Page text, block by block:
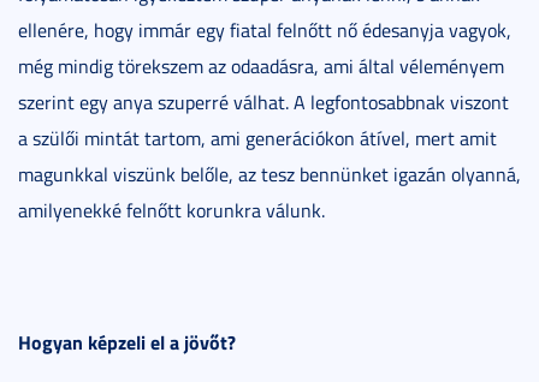
ellenére, hogy immár egy fiatal felnőtt nő édesanyja vagyok,
még mindig törekszem az odaadásra, ami által véleményem
szerint egy anya szuperré válhat. A legfontosabbnak viszont
a szülői mintát tartom, ami generációkon átível, mert amit
magunkkal viszünk belőle, az tesz bennünket igazán olyanná,
amilyenekké felnőtt korunkra válunk.
Hogyan képzeli el a jövőt?